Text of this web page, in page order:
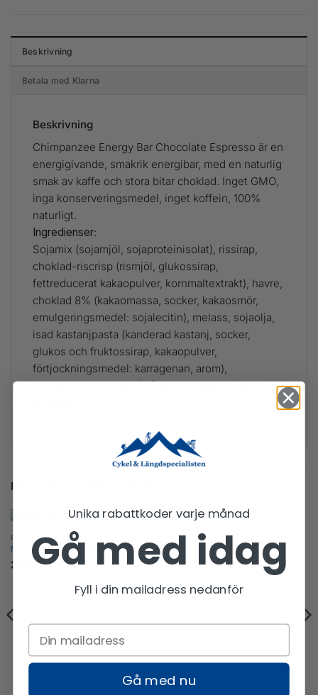
Beskrivning
Betala med Klarna
Beskrivning
Chimpanzee Energy Bar Chocolate Espresso är en
energigivande, smakrik energibar, med en naturlig
smak av kaffe och stora bitar choklad. Inget GMO,
inga konserveringsmedel, inget koffein, 100%
naturligt.
Ingredienser:
Sojamix (sojamjöl, sojaproteinisolat), rissirap,
choklad-riscrisp (rismjöl, glukossirap,
fettreducerat kakaopulver, kornmaltextrakt), havre,
choklad 8% (kakaomassa, socker, kakaosmör,
emulgeringsmedel: sojalecitin), melass, sojaolja,
isad kastanjpasta (kanderad kastanj, socker,
glukos och fruktossirap, kakaopulver,
förtjockningsmedel: karragenan, arom),
kakaopulver, hampa, förångad sockerrörsjuice,
RELATERADE PRODUKTER
BARS
Maurten Solid C 160
35 kr
MAT & ENERGI
Umara U Caffeine 50mg
Unika rabattkoder varje månad
Gå med idag
Fyll i din mailadress nedanför
Gå med nu